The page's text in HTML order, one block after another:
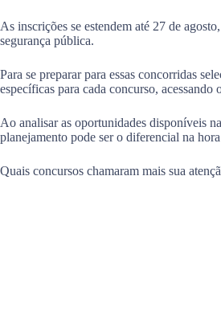
As inscrições se estendem até 27 de
segurança pública.
Para se preparar para essas concorridas
específicas para cada concurso, acessando
Ao analisar as oportunidades disponíveis
planejamento pode ser o diferencial na
Quais concursos chamaram mais sua